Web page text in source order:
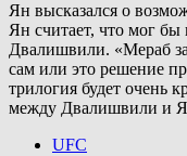
Ян высказался о
Ян считает, что мог
Двалишвили. «Мераб
сам или это решение
трилогия будет очень
между Двалишвили и
UFC